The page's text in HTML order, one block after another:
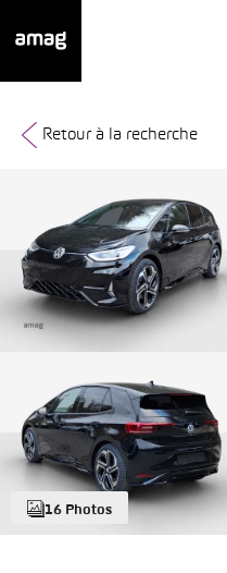
16 Photos
Retour à la recherche